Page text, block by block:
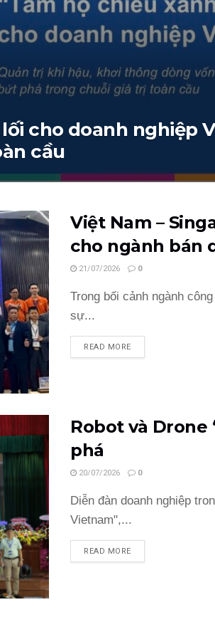
cho doanh nghiệp
cầu
Việt Nam –
cho ngành bán
21/07/2026 0
Trong bối cảnh ngành
sự...
READ MORE
Robot và Drone
phá
20/07/2026 0
Diễn đàn doanh nghiệp
Vietnam",...
READ MORE